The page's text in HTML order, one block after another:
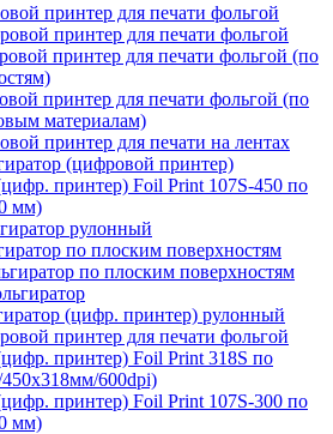
принтер для печати фольгой
принтер для печати фольгой
принтер для печати фольгой (по
принтер для печати фольгой (по
материалам)
принтер для печати на лентах
(цифровой принтер)
принтер) Foil Print 107S-450 по
мм)
рулонный
по плоским поверхностям
по плоским поверхностям
(цифр. принтер) рулонный
принтер для печати фольгой
принтер) Foil Print 318S по
600dpi)
принтер) Foil Print 107S-300 по
мм)